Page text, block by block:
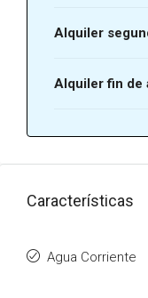
Alquiler
Alquiler fin de
Características
Agua Corriente